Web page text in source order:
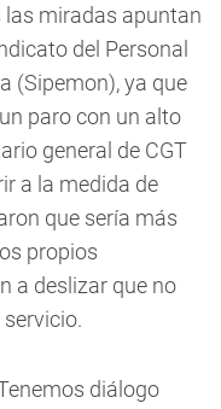
las miradas apuntan
del Personal
(Sipemon), ya que
paro con un alto
general de CGT
a la medida de
que sería más
propios
a deslizar que no
diálogo